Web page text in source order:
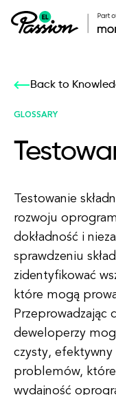
Back to
GLOSSARY
Testowanie
rozwoju
dokładność i
sprawdzeniu
zidentyfikować
które mogą
Przeprowadzając
deweloperzy
czysty,
problemów, które
wydajność